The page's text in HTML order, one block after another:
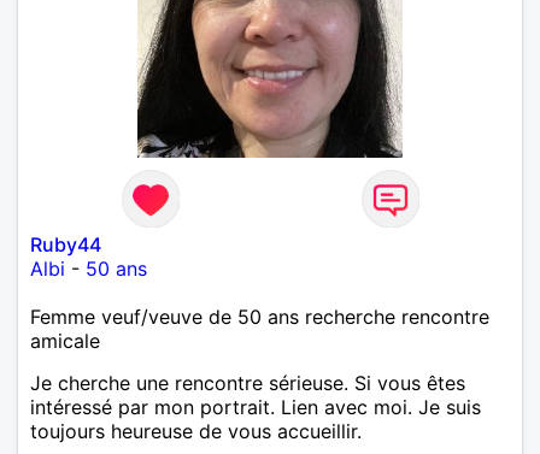
Ruby44
Albi - 50 ans
Femme veuf/veuve de 50 ans recherche rencontre
amicale
Je cherche une rencontre sérieuse. Si vous êtes
intéressé par mon portrait. Lien avec moi. Je suis
toujours heureuse de vous accueillir.